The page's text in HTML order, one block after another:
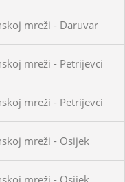
mreži - Daruvar
mreži - Petrijevci
mreži - Petrijevci
mreži - Osijek
mreži - Osijek